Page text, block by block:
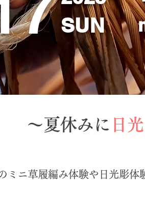
SUN
～夏休みに 日光
ミニ草履編み体験や日光彫